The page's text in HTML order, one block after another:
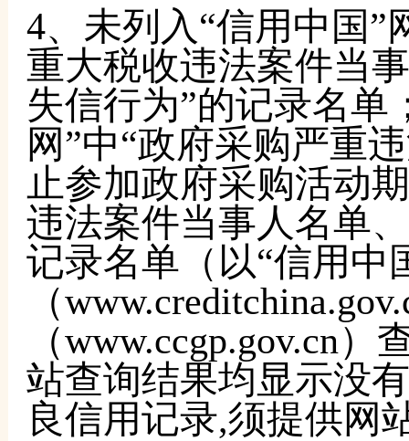
4、未列入“信用中国”
重大税收违法案件当
失信行为”的记录名单
网”中“政府采购严重
止参加政府采购活动
违法案件当事人名单
记录名单（以“信用中
（
（www.ccgp.gov.cn
站查询结果均显示没
良信用记录,须提供网